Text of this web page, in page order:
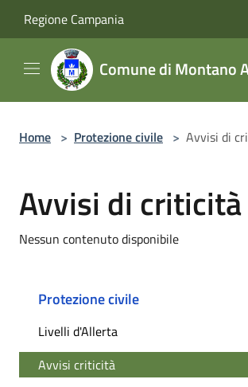
Regione Campania
Comune di Montano
Home > Protezione civile > Avvisi di
Avvisi di criticità
Nessun contenuto disponibile
Protezione civile
Livelli d'Allerta
Avvisi criticità